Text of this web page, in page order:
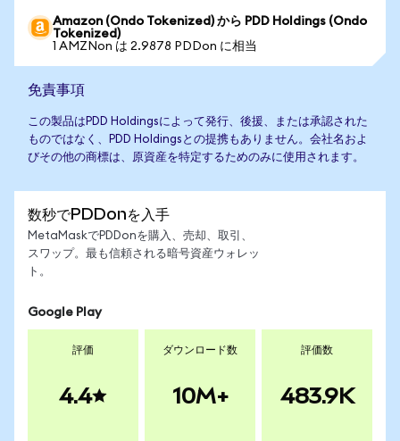
Amazon (Ondo Tokenized) から PDD Holdings (Ondo
Tokenized)
1 AMZNon は 2.9878 PDDon に相当
免責事項
この製品はPDD Holdingsによって発行、後援、または承認された
ものではなく、PDD Holdingsとの提携もありません。会社名およ
びその他の商標は、原資産を特定するためのみに使用されます。
数秒でPDDonを入手
MetaMaskでPDDonを購入、売却、取引、
スワップ。最も信頼される暗号資産ウォレッ
ト。
Google Play
評価
4.4
ダウンロード数
10M+
評価数
483.9K